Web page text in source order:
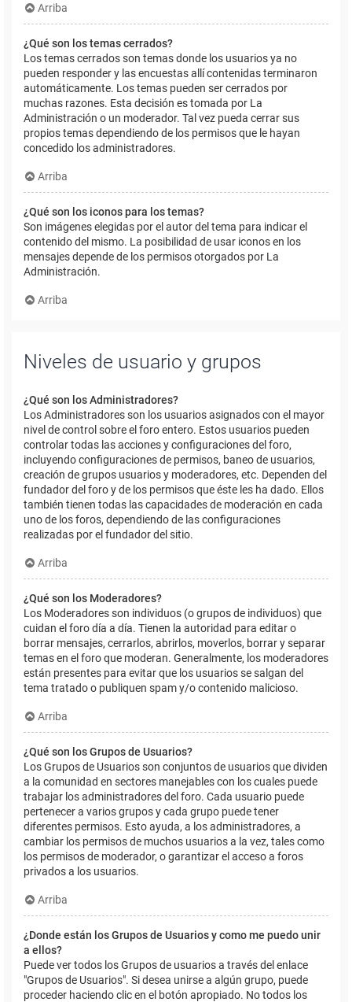
Arriba
¿Qué son los temas cerrados?
Los temas cerrados son temas donde los usuarios ya no
pueden responder y las encuestas allí contenidas terminaron
automáticamente. Los temas pueden ser cerrados por
muchas razones. Esta decisión es tomada por La
Administración o un moderador. Tal vez pueda cerrar sus
propios temas dependiendo de los permisos que le hayan
concedido los administradores.
Arriba
¿Qué son los iconos para los temas?
Son imágenes elegidas por el autor del tema para indicar el
contenido del mismo. La posibilidad de usar iconos en los
mensajes depende de los permisos otorgados por La
Administración.
Arriba
Niveles de usuario y grupos
¿Qué son los Administradores?
Los Administradores son los usuarios asignados con el mayor
nivel de control sobre el foro entero. Estos usuarios pueden
controlar todas las acciones y configuraciones del foro,
incluyendo configuraciones de permisos, baneo de usuarios,
creación de grupos usuarios y moderadores, etc. Dependen del
fundador del foro y de los permisos que éste les ha dado. Ellos
también tienen todas las capacidades de moderación en cada
uno de los foros, dependiendo de las configuraciones
realizadas por el fundador del sitio.
Arriba
¿Qué son los Moderadores?
Los Moderadores son individuos (o grupos de individuos) que
cuidan el foro día a día. Tienen la autoridad para editar o
borrar mensajes, cerrarlos, abrirlos, moverlos, borrar y separar
temas en el foro que moderan. Generalmente, los moderadores
están presentes para evitar que los usuarios se salgan del
tema tratado o publiquen spam y/o contenido malicioso.
Arriba
¿Qué son los Grupos de Usuarios?
Los Grupos de Usuarios son conjuntos de usuarios que dividen
a la comunidad en sectores manejables con los cuales puede
trabajar los administradores del foro. Cada usuario puede
pertenecer a varios grupos y cada grupo puede tener
diferentes permisos. Esto ayuda, a los administradores, a
cambiar los permisos de muchos usuarios a la vez, tales como
los permisos de moderador, o garantizar el acceso a foros
privados a los usuarios.
Arriba
¿Donde están los Grupos de Usuarios y como me puedo unir
a ellos?
Puede ver todos los Grupos de usuarios a través del enlace
"Grupos de Usuarios". Si desea unirse a algún grupo, puede
proceder haciendo clic en el botón apropiado. No todos los